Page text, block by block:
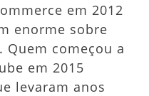
em 2012
enorme sobre
Quem começou a
em 2015
levaram anos